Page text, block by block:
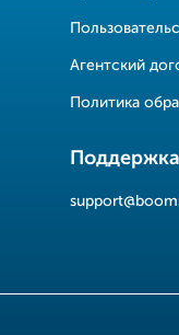
Агентский
Политика
Поддержка